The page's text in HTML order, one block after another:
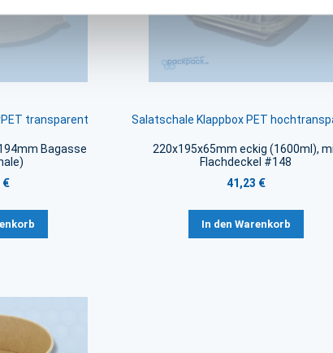
transparent
Bagasse
€
Salatschale Klappbox PET
220x195x65mm eckig (1600ml),
Flachdeckel #148
41,23 €
In den Warenkorb